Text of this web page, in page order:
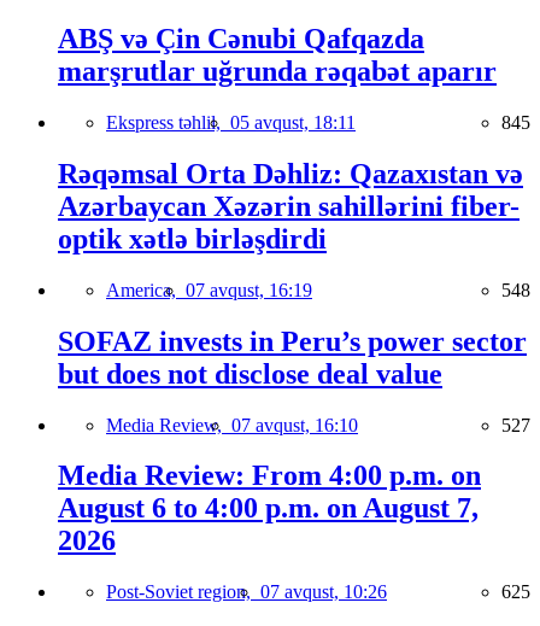
ABŞ və Çin Cənubi Qafqazda
marşrutlar uğrunda rəqabət aparır
Ekspress təhlil, 05 avqust, 18:11 845
Rəqəmsal Orta Dəhliz: Qazaxıstan və
Azərbaycan Xəzərin sahillərini fiber-
optik xətlə birləşdirdi
America, 07 avqust, 16:19 548
SOFAZ invests in Peru’s power sector
but does not disclose deal value
Media Review, 07 avqust, 16:10 527
Media Review: From 4:00 p.m. on
August 6 to 4:00 p.m. on August 7,
2026
Post-Soviet region, 07 avqust, 10:26 625